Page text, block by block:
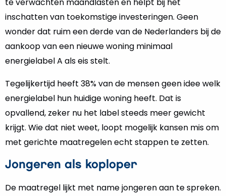
inschatten van toekomstige investeringen. Geen
wonder dat ruim een derde van de Nederlanders bij de
aankoop van een nieuwe woning minimaal
energielabel A als eis stelt.
Tegelijkertijd heeft 38% van de mensen geen idee welk
energielabel hun huidige woning heeft. Dat is
opvallend, zeker nu het label steeds meer gewicht
krijgt. Wie dat niet weet, loopt mogelijk kansen mis om
met gerichte maatregelen echt stappen te zetten.
Jongeren als koploper
De maatregel lijkt met name jongeren aan te spreken.